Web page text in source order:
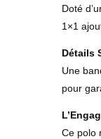
Doté
1×1
Détails
Une
pour
Ce polo